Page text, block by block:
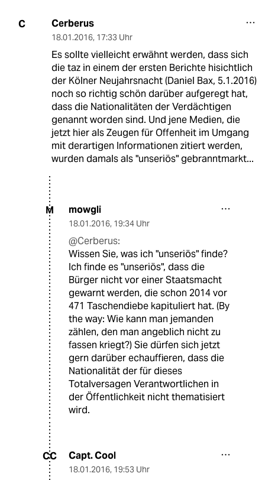
C Cerberus
18.01.2016, 17:33 Uhr
Es sollte vielleicht erwähnt werden, dass sich
die taz in einem der ersten Berichte hisichtlich
der Kölner Neujahrsnacht (Daniel Bax, 5.1.2016)
noch so richtig schön darüber aufgeregt hat,
dass die Nationalitäten der Verdächtigen
genannt worden sind. Und jene Medien, die
jetzt hier als Zeugen für Offenheit im Umgang
mit derartigen Informationen zitiert werden,
wurden damals als "unseriös" gebranntmarkt...
M mowgli
18.01.2016, 19:34 Uhr
@Cerberus:
Wissen Sie, was ich "unseriös" finde?
Ich finde es "unseriös", dass die
Bürger nicht vor einer Staatsmacht
gewarnt werden, die schon 2014 vor
471 Taschendiebe kapituliert hat. (By
the way: Wie kann man jemanden
zählen, den man angeblich nicht zu
fassen kriegt?) Sie dürfen sich jetzt
gern darüber echauffieren, dass die
Nationalität der für dieses
Totalversagen Verantwortlichen in
der Öffentlichkeit nicht thematisiert
wird.
CC Capt. Cool
18.01.2016, 19:53 Uhr